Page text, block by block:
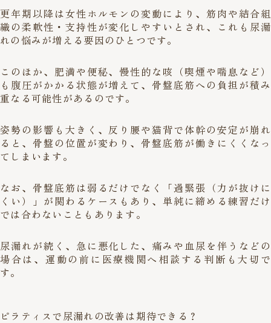
更年期以降は女性ホルモンの変動により、筋肉や結合組
織の柔軟性・支持性が変化しやすいとされ、これも尿漏
れの悩みが増える要因のひとつです。
このほか、肥満や便秘、慢性的な咳（喫煙や喘息など）
も腹圧がかかる状態が増えて、骨盤底筋への負担が積み
重なる可能性があるのです。
姿勢の影響も大きく、反り腰や猫背で体幹の安定が崩れ
ると、骨盤の位置が変わり、骨盤底筋が働きにくくなっ
てしまいます。
なお、骨盤底筋は弱るだけでなく「過緊張（力が抜けに
くい）」が関わるケースもあり、単純に締める練習だけ
では合わないこともあります。
尿漏れが続く、急に悪化した、痛みや血尿を伴うなどの
場合は、運動の前に医療機関へ相談する判断も大切で
す。
ピラティスで尿漏れの改善は期待できる？